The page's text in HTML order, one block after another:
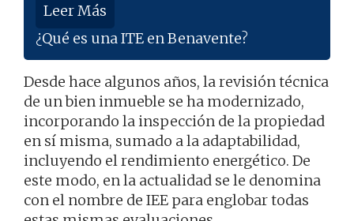
Leer Más
¿Qué es una ITE en Benavente?
Desde hace algunos años, la revisión técnica
de un bien inmueble se ha modernizado,
incorporando la inspección de la propiedad
en sí misma, sumado a la adaptabilidad,
incluyendo el rendimiento energético. De
este modo, en la actualidad se le denomina
con el nombre de IEE para englobar todas